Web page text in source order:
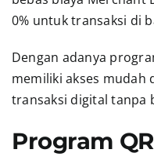
0% untuk transaksi di
Dengan adanya
memiliki akses mudah
transaksi digital tanpa
Program